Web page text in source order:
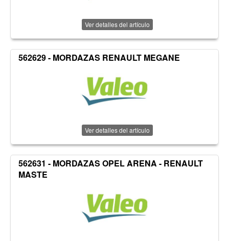
Ver detalles del artículo
562629 - MORDAZAS RENAULT MEGANE
Ver detalles del artículo
562631 - MORDAZAS OPEL ARENA - RENAULT
MASTE